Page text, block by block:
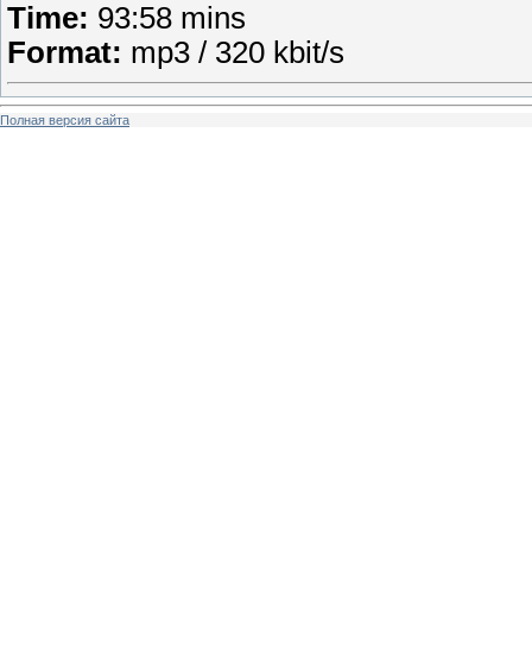
Time: 93:58 mins
Format: mp3 / 320 kbit/s
Полная версия сайта